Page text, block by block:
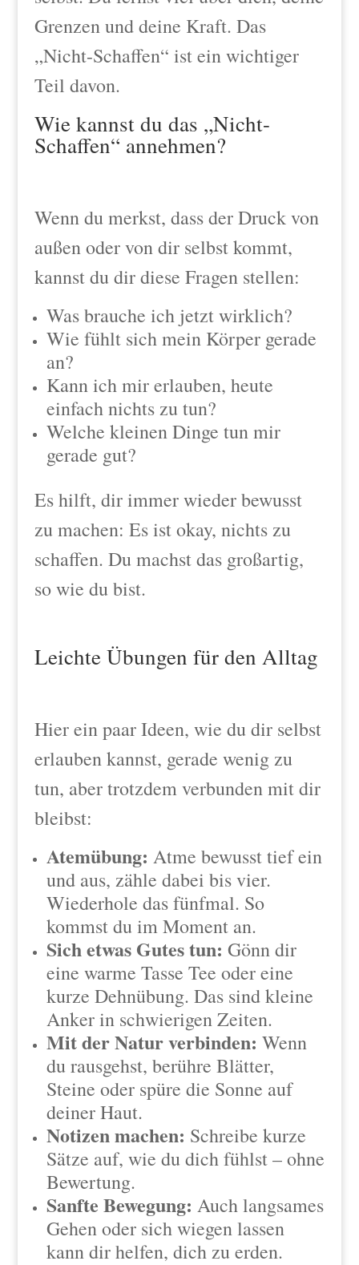
Grenzen und deine Kraft. Das
„Nicht-Schaffen“ ist ein wichtiger
Teil davon.
Wie kannst du das „Nicht-
Schaffen“ annehmen?
Wenn du merkst, dass der Druck von
außen oder von dir selbst kommt,
kannst du dir diese Fragen stellen:
Was brauche ich jetzt wirklich?
Wie fühlt sich mein Körper gerade
an?
Kann ich mir erlauben, heute
einfach nichts zu tun?
Welche kleinen Dinge tun mir
gerade gut?
Es hilft, dir immer wieder bewusst
zu machen: Es ist okay, nichts zu
schaffen. Du machst das großartig,
so wie du bist.
Leichte Übungen für den Alltag
Hier ein paar Ideen, wie du dir selbst
erlauben kannst, gerade wenig zu
tun, aber trotzdem verbunden mit dir
bleibst:
Atemübung: Atme bewusst tief ein
und aus, zähle dabei bis vier.
Wiederhole das fünfmal. So
kommst du im Moment an.
Sich etwas Gutes tun: Gönn dir
eine warme Tasse Tee oder eine
kurze Dehnübung. Das sind kleine
Anker in schwierigen Zeiten.
Mit der Natur verbinden: Wenn
du rausgehst, berühre Blätter,
Steine oder spüre die Sonne auf
deiner Haut.
Notizen machen: Schreibe kurze
Sätze auf, wie du dich fühlst – ohne
Bewertung.
Sanfte Bewegung: Auch langsames
Gehen oder sich wiegen lassen
kann dir helfen, dich zu erden.